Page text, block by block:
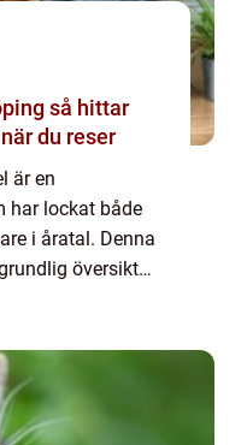
hittar
du reser
är en
har lockat både
i åratal. Denna
översikt